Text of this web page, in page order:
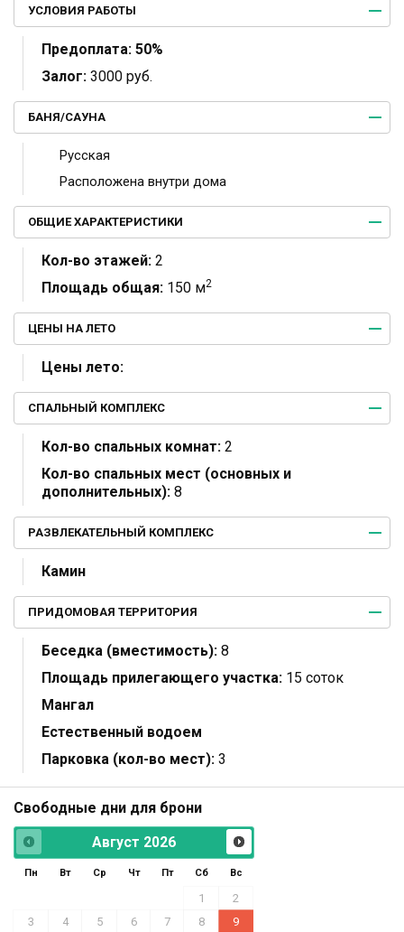
УСЛОВИЯ РАБОТЫ
Предоплата: 50%
Залог: 3000 руб.
БАНЯ/САУНА
Русская
Расположена внутри дома
ОБЩИЕ ХАРАКТЕРИСТИКИ
Кол-во этажей: 2
Площадь общая: 150 м2
ЦЕНЫ НА ЛЕТО
Цены лето:
СПАЛЬНЫЙ КОМПЛЕКС
Кол-во спальных комнат: 2
Кол-во спальных мест (основных и
дополнительных): 8
РАЗВЛЕКАТЕЛЬНЫЙ КОМПЛЕКС
Камин
ПРИДОМОВАЯ ТЕРРИТОРИЯ
Беседка (вместимость): 8
Площадь прилегающего участка: 15 соток
Мангал
Естественный водоем
Парковка (кол-во мест): 3
Свободные дни для брони
Август 2026
Пн Вт Ср Чт Пт Сб Вс
1
2
3
4 5 6 7 8
9